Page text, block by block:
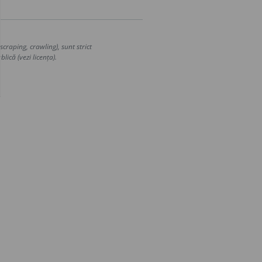
crawling), sunt strict
(vezi licența).